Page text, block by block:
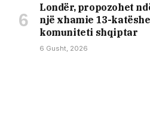
Londër, propozohet
një xhamie 13-
komuniteti shqiptar
6 Gusht, 2026